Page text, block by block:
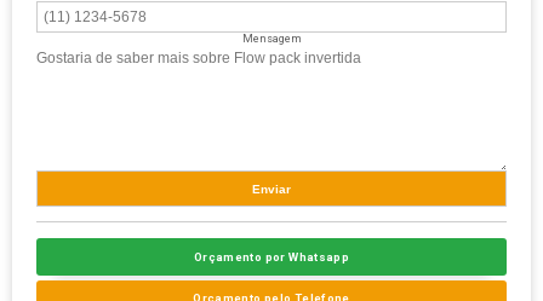
Mensagem
Orçamento por Whatsapp
Orçamento pelo Telefone